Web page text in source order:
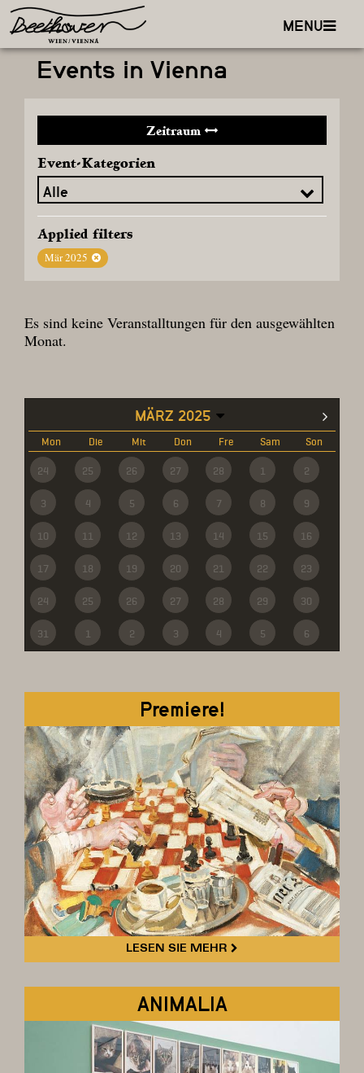
MENU
Events in Vienna
Zeitraum
Event-Kategorien
Applied filters
Mär 2025
Es sind keine Veranstalltungen für den ausgewählten
Monat.
MÄRZ 2025
Mon Die Mit Don Fre Sam Son
24 25 26 27 28 1 2
3 4 5 6 7 8 9
10 11 12 13 14 15 16
17 18 19 20 21 22 23
24 25 26 27 28 29 30
31 1 2 3 4 5 6
Premiere!
LESEN SIE MEHR
ANIMALIA